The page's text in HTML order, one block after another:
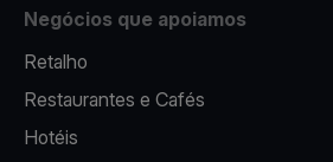
Negócios que apoiamos
Retalho
Restaurantes e Cafés
Hotéis